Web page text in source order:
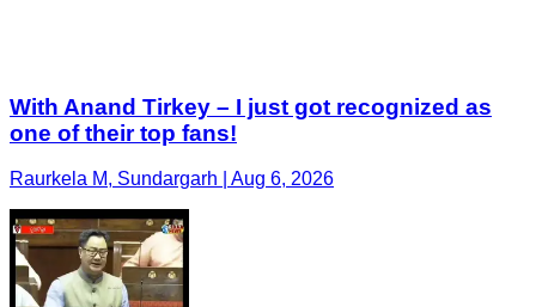
With Anand Tirkey – I just got recognized as
one of their top fans!
Raurkela M, Sundargarh | Aug 6, 2026